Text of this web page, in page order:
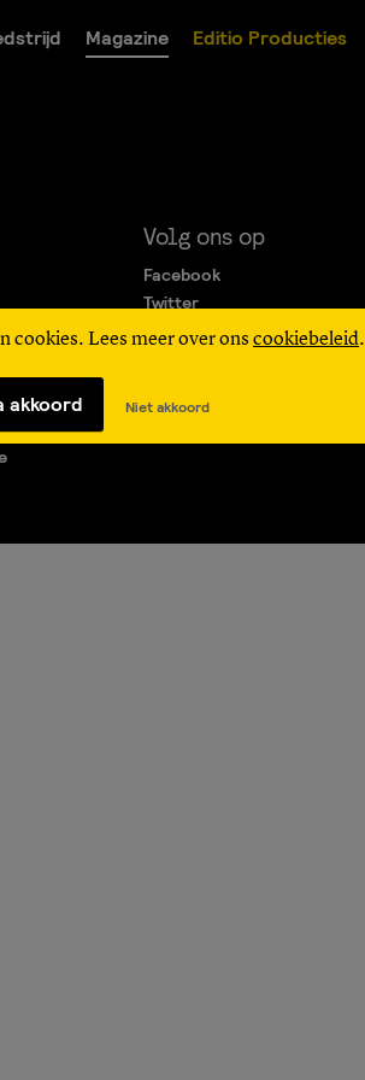
Magazine Editio Producties
cookies. Lees meer over ons cookiebeleid.
akkoord Niet akkoord
Volg ons op
Facebook
Twitter
Instagram